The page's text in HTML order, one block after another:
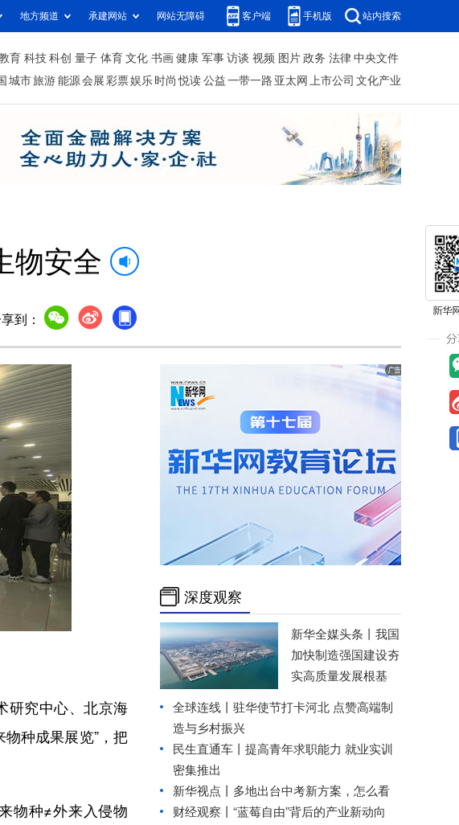
地方频道 承建网站 网站无障碍 客户端 手机版 站内搜索
育 科技 科创 量子 体育 文化 书画 健康 军事 访谈 视频 图片 政务 法律 中央文件
城市旅游 能源 会展 彩票娱乐 时尚 悦读 公益 一带一路 亚太网 上市公司 文化产业
物安全
到：
研究中心、北京海
物种成果展览”，把
物种≠外来入侵物
深度观察
新华全媒头条丨 我国
加快制造强国建设夯
实高质量发展根基
全球连线丨 驻华使节打卡河北 点赞高端制
造与乡村振兴
民生直通车丨 提高青年求职能力 就业实训
密集推出
新华视点丨 多地出台中考新方案，怎么看
财经观察丨 “蓝莓自由”背后的产业新动向